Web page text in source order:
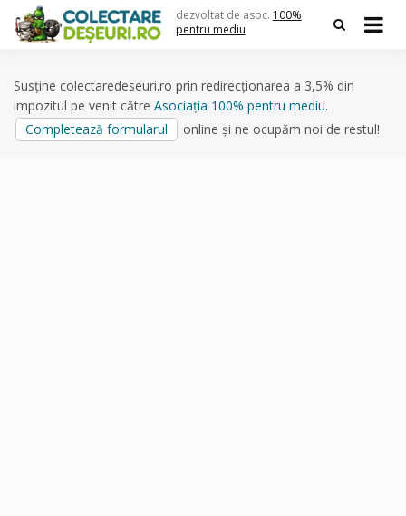
content
dezvoltat de asoc. 100%
pentru mediu
Susține colectaredeseuri.ro prin redirecționarea a 3,5% din
impozitul pe venit către Asociația 100% pentru mediu.
Completează formularul
online și ne ocupăm noi de restul!